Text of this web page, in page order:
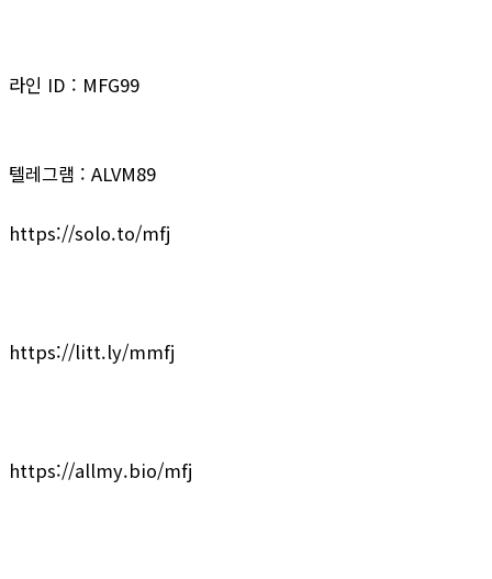
라인 ID : MFG99
텔레그램 : ALVM89
https://solo.to/mfj
https://litt.ly/mmfj
https://allmy.bio/mfj